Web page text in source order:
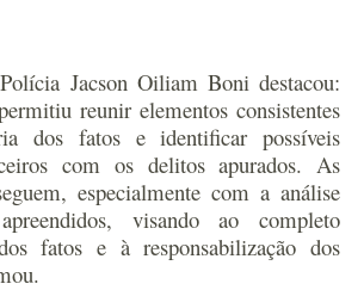
Jacson Oiliam Boni destacou:
reunir elementos consistentes
dos fatos e identificar possíveis
com os delitos apurados. As
especialmente com a análise
visando ao completo
fatos e à responsabilização dos